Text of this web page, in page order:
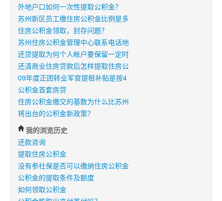
外地户口如何一次性提取公积金？
苏州新区员工缴住房公积金比例是多
住房公积金领取，封存问题？
苏州住房公积金管理中心联系电话地
还贷提取为何个人帐户要保留一定时
还清商业住房贷款后怎样提取住房公
09年度正团转业军官提租补贴是按4
公积金首套房贷
住房公积金缴交的基数为什么比苏州
将出台的公积金新政策？
我的浏览历史
还款咨询
提取住房公积金
没有参社保是否可以缴纳住房公积金
公积金的提取条件及额度
如何领取公积金